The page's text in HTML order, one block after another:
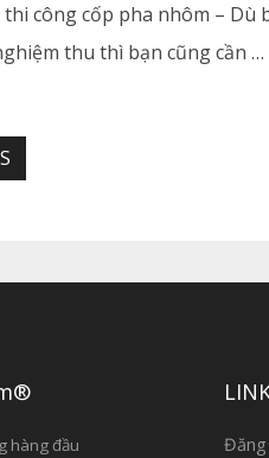
công cốp pha nhôm – Dù
thu thì bạn cũng cần …
hàng đầu
Đăng